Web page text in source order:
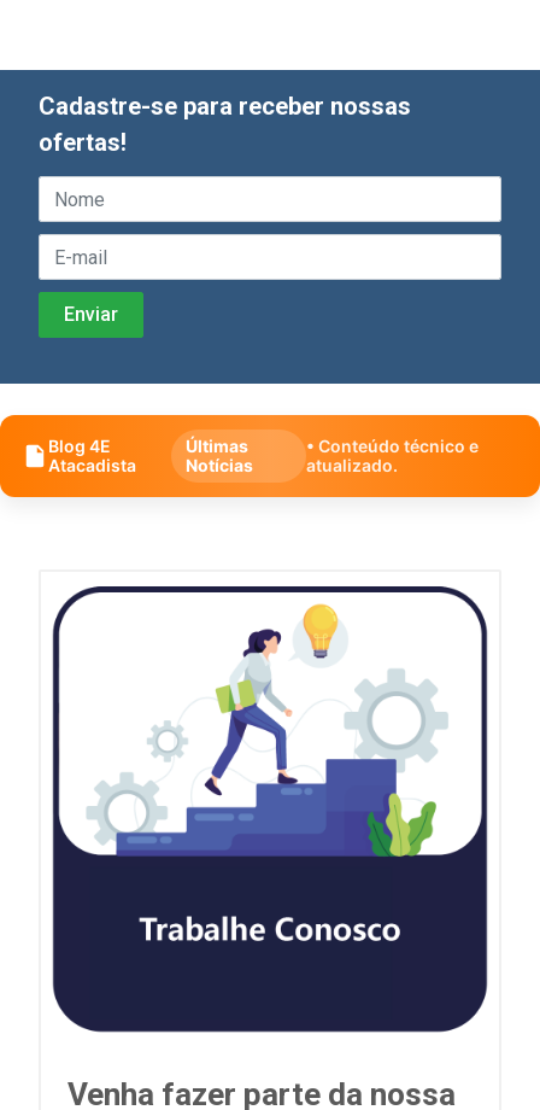
Cadastre-se para receber nossas
ofertas!
Blog 4E
Atacadista
Últimas
Notícias
• Conteúdo técnico e
atualizado.
Venha fazer parte da nossa